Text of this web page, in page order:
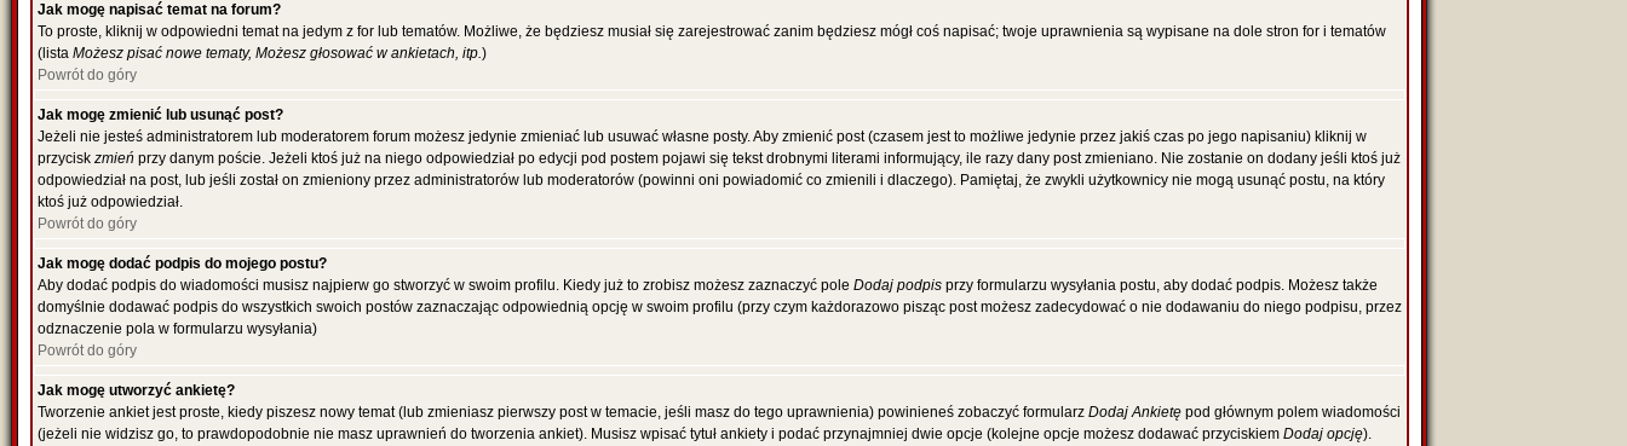
Jak mogę napisać temat na forum?
To proste, kliknij w odpowiedni temat na jedym z for lub tematów. Możliwe, że będziesz musiał się zarejestrować zanim będziesz mógł coś napisać; twoje uprawnienia są wypisane na dole stron for i tematów
(lista Możesz pisać nowe tematy, Możesz głosować w ankietach, itp.)
Powrót do góry
Jak mogę zmienić lub usunąć post?
Jeżeli nie jesteś administratorem lub moderatorem forum możesz jedynie zmieniać lub usuwać własne posty. Aby zmienić post (czasem jest to możliwe jedynie przez jakiś czas po jego napisaniu) kliknij w
przycisk zmień przy danym poście. Jeżeli ktoś już na niego odpowiedział po edycji pod postem pojawi się tekst drobnymi literami informujący, ile razy dany post zmieniano. Nie zostanie on dodany jeśli ktoś już
odpowiedział na post, lub jeśli został on zmieniony przez administratorów lub moderatorów (powinni oni powiadomić co zmienili i dlaczego). Pamiętaj, że zwykli użytkownicy nie mogą usunąć postu, na który
ktoś już odpowiedział.
Powrót do góry
Jak mogę dodać podpis do mojego postu?
Aby dodać podpis do wiadomości musisz najpierw go stworzyć w swoim profilu. Kiedy już to zrobisz możesz zaznaczyć pole Dodaj podpis przy formularzu wysyłania postu, aby dodać podpis. Możesz także
domyślnie dodawać podpis do wszystkich swoich postów zaznaczając odpowiednią opcję w swoim profilu (przy czym każdorazowo pisząc post możesz zadecydować o nie dodawaniu do niego podpisu, przez
odznaczenie pola w formularzu wysyłania)
Powrót do góry
Jak mogę utworzyć ankietę?
Tworzenie ankiet jest proste, kiedy piszesz nowy temat (lub zmieniasz pierwszy post w temacie, jeśli masz do tego uprawnienia) powinieneś zobaczyć formularz Dodaj Ankietę pod głównym polem wiadomości
(jeżeli nie widzisz go, to prawdopodobnie nie masz uprawnień do tworzenia ankiet). Musisz wpisać tytuł ankiety i podać przynajmniej dwie opcje (kolejne opcje możesz dodawać przyciskiem Dodaj opcję).